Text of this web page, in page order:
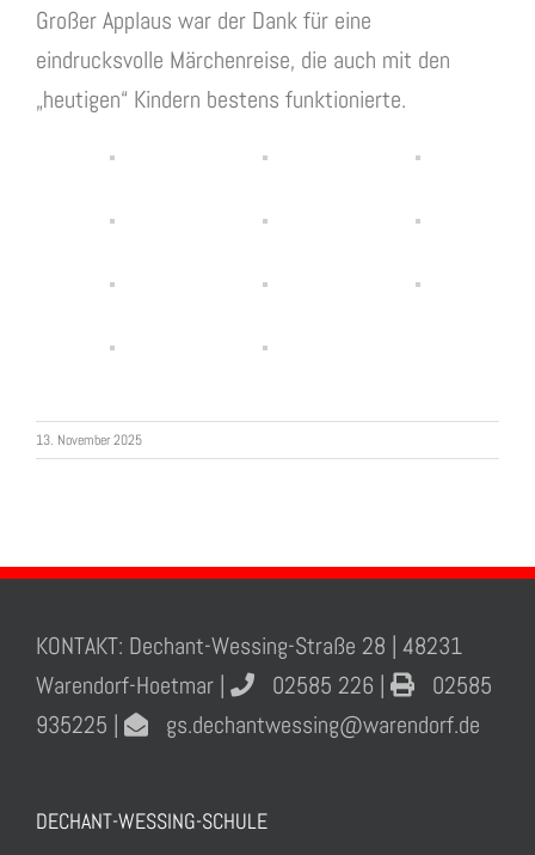
Großer Applaus war der Dank für eine
eindrucksvolle Märchenreise, die auch mit den
„heutigen“ Kindern bestens funktionierte.
13. November 2025
KONTAKT: Dechant-Wessing-Straße 28 | 48231
Warendorf-Hoetmar |
02585 226 |
02585
935225 |
gs.dechantwessing@warendorf.de
DECHANT-WESSING-SCHULE